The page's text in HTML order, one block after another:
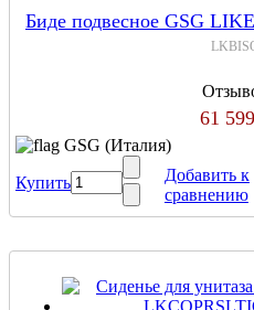
Биде подвесное GSG
61
GSG (Италия)
Купить
Добавить к
сравнению